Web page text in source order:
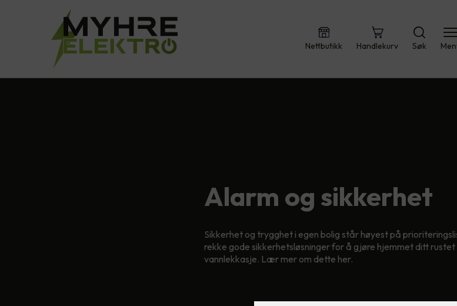
Nettbutikk Handlekurv Søk
Alarm og sikkerhet
Sikkerhet og trygghet i egen bolig står høyest på
rekke gode sikkerhetsløsninger for å gjøre hjemmet ditt rustet
vannlekkasje. Lær mer om dette her.